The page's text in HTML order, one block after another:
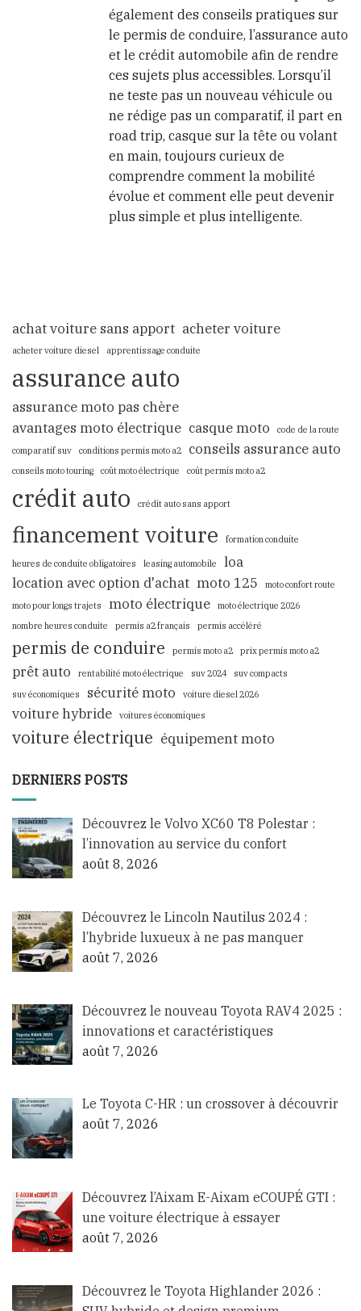
également des conseils pratiques sur
le permis de conduire, l’assurance auto
et le crédit automobile afin de rendre
ces sujets plus accessibles. Lorsqu’il
ne teste pas un nouveau véhicule ou
ne rédige pas un comparatif, il part en
road trip, casque sur la tête ou volant
en main, toujours curieux de
comprendre comment la mobilité
évolue et comment elle peut devenir
plus simple et plus intelligente.
achat voiture sans apport acheter voiture
acheter voiture diesel apprentissage conduite
assurance auto
assurance moto pas chère
avantages moto électrique casque moto
code de la route
comparatif suv
conditions permis moto a2 conseils assurance auto
conseils moto touring coût moto électrique coût permis moto a2
crédit auto crédit auto sans apport
financement voiture formation conduite
heures de conduite obligatoires leasing automobile
loa
location avec option d'achat moto 125
moto confort route
moto pour longs trajets
moto électrique
moto électrique 2026
nombre heures conduite
permis a2 français permis accéléré
permis de conduire permis moto a2 prix permis moto a2
prêt auto rentabilité moto électrique suv 2024
suv compacts
suv économiques
sécurité moto voiture diesel 2026
voiture hybride voitures économiques
voiture électrique équipement moto
DERNIERS POSTS
Découvrez le Volvo XC60 T8 Polestar :
l’innovation au service du confort
août 8, 2026
Découvrez le Lincoln Nautilus 2024 :
l’hybride luxueux à ne pas manquer
août 7, 2026
Découvrez le nouveau Toyota RAV4 2025 :
innovations et caractéristiques
août 7, 2026
Le Toyota C-HR : un crossover à découvrir
août 7, 2026
Découvrez l’Aixam E-Aixam eCOUPÉ GTI :
une voiture électrique à essayer
août 7, 2026
Découvrez le Toyota Highlander 2026 :